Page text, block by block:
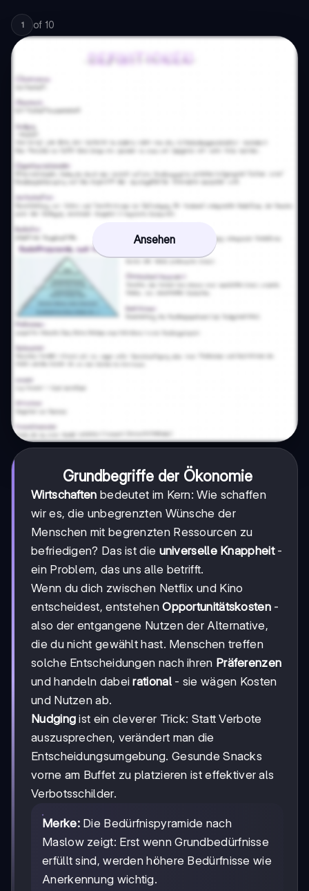
1 of 10
Ansehen
Grundbegriffe der Ökonomie
Wirtschaften bedeutet im Kern: Wie schaffen
wir es, die unbegrenzten Wünsche der
Menschen mit begrenzten Ressourcen zu
befriedigen? Das ist die universelle Knappheit-
ein Problem, das uns alle betrifft.
Wenn du dich zwischen Netflix und Kino
entscheidest, entstehenOpportunitätskosten-
also der entgangene Nutzen der Alternative,
die du nicht gewählt hast. Menschen treffen
solche Entscheidungen nach ihren Präferenzen
und handeln dabeirational- sie wägen Kosten
und Nutzen ab.
Nudging ist ein cleverer Trick: Statt Verbote
auszusprechen, verändert man die
Entscheidungsumgebung. Gesunde Snacks
vorne am Buffet zu platzieren ist effektiver als
Verbotsschilder.
Merke:Die Bedürfnispyramide nach
Maslow zeigt: Erst wenn Grundbedürfnisse
erfüllt sind, werden höhere Bedürfnisse wie
Anerkennung wichtig.